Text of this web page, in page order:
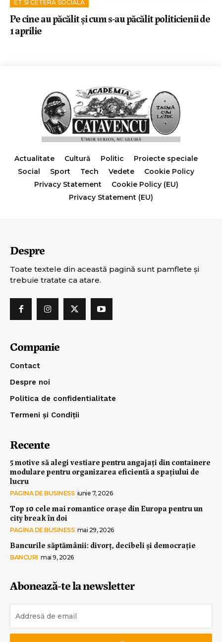
ET SI CETERA SOCIALA
Pe cine au păcălit și cum s-au păcălit politicienii de
1 aprilie
Actualitate Cultură Politic
Proiecte speciale
Social
Sport Tech Vedete
Cookie Policy
Privacy Statement
Cookie Policy (EU)
Privacy Statement (EU)
Despre
Toate textele din această pagină sunt pamflete şi
trebuie tratate ca atare.
Companie
Contact
Despre noi
Politica de confidentialitate
Termeni și Condiții
Recente
5 motive să alegi vestiare pentru angajați din containere
modulare pentru organizarea eficientă a spațiului de
lucru
PAGINA DE BUSINESS iunie 7, 2026
Top 10 cele mai romantice orașe din Europa pentru un
city break în doi
PAGINA DE BUSINESS mai 29, 2026
Bancurile săptămânii: divorț, decibeli și democrație
BANCURI mai 9, 2026
Abonează-te la newsletter